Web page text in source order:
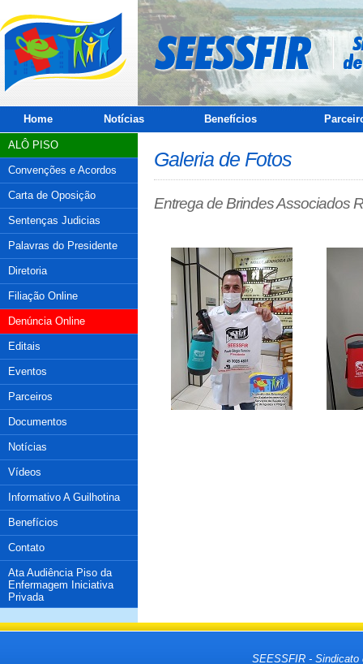
Home Notícias Benefícios
ALÔ PISO
Convenções e Acordos
Carta de Oposição
Sentenças Judicias
Palavras do Presidente
Diretoria
Filiação Online
Denúncia Online
Editais
Eventos
Parceiros
Documentos
Notícias
Vídeos
Informativo A Guilhotina
Benefícios
Contato
Ata Audiência Piso da
Enfermagem Iniciativa
Privada
Galeria de Fotos
Entrega de Brindes Associados
SEESSFIR - Sindicato